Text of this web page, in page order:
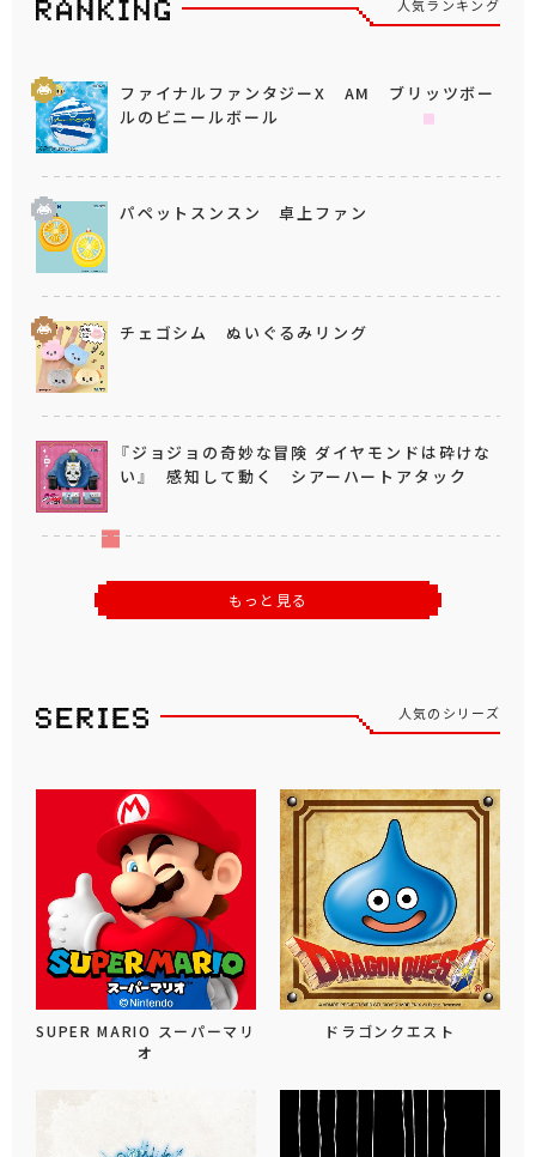
人気ランキング
ファイナルファンタジーX AM ブリッツボー
ルのビニールボール
パペットスンスン 卓上ファン
チェゴシム ぬいぐるみリング
『ジョジョの奇妙な冒険 ダイヤモンドは砕けな
い』 感知して動く シアーハートアタック
もっと見る
人気のシリーズ
SUPER MARIO スーパーマリ
オ
ドラゴンクエスト